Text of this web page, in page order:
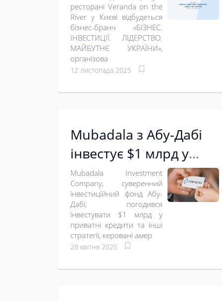
об’єднає ключових
представників
українського бізнесу
ресторані Veranda on the
River у Києві відбудеться
бізнес-бранч «БІЗНЕС.
ІНВЕСТИЦІЇ. ЛІДЕРСТВО.
МАЙБУТНЄ УКРАЇНИ»,
організова
12 листопада 2025
Mubadala з Абу-Дабі
інвестує $1 млрд у
Fortress
Mubadala Investment
Company, суверенний
інвестиційний фонд Абу-
Дабі, погодився
інвестувати $1 млрд у
приватні кредити та інші
стратегії, керовані амер
28 квітня 2025